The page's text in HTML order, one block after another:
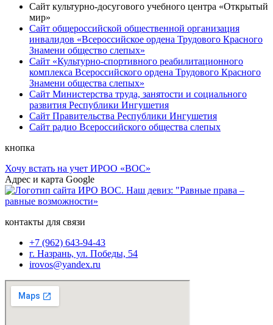
Сайт культурно-досугового учебного центра «Открытый
мир»
Сайт общероссийской общественной организация
инвалидов «Всероссийское ордена Трудового Красного
Знамени общество слепых»
Сайт «Культурно-спортивного реабилитационного
комплекса Всероссийского ордена Трудового Красного
Знамени общества слепых»
Сайт Министерства труда, занятости и социального
развития Республики Ингушетия
Сайт Правительства Республики Ингушетия
Сайт радио Всероссийского общества слепых
кнопка
Хочу встать на учет ИРОО «ВОС»
Адрес и карта Google
контакты для связи
+7 (962) 643-94-43
г. Назрань, ул. Победы, 54
irovos@yandex.ru